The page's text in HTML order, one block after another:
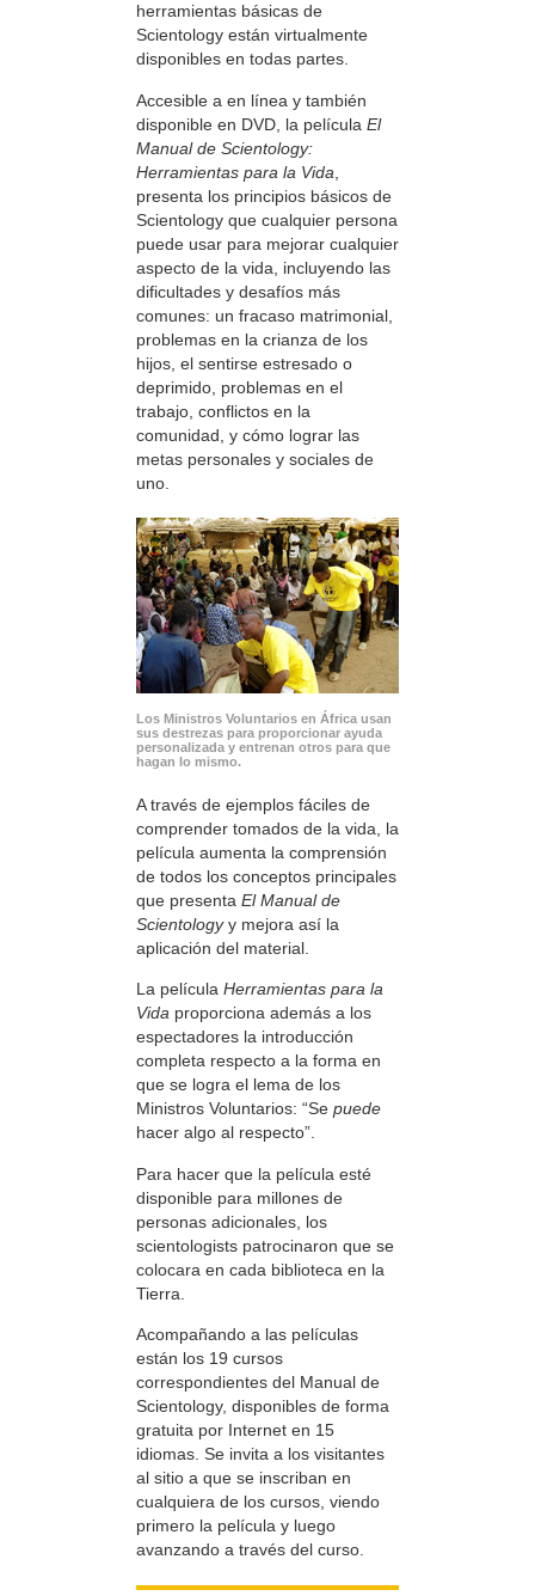
herramientas básicas de
Scientology están virtualmente
disponibles en todas partes.
Accesible a en línea y también
disponible en DVD, la película El
Manual de Scientology:
Herramientas para la Vida
presenta los principios básicos de
Scientology que cualquier persona
puede usar para mejorar cualquier
aspecto de la vida, incluyendo las
dificultades y desafíos más
comunes: un fracaso matrimonial,
problemas en la crianza de los
hijos, el sentirse estresado o
deprimido, problemas en el
trabajo, conflictos en la
comunidad, y cómo lograr las
metas personales y sociales de
uno.
Los Ministros Voluntarios en África usan
sus destrezas para proporcionar ayuda
personalizada y entrenan otros para que
hagan lo mismo.
A través de ejemplos fáciles de
comprender tomados de la vida, la
película aumenta la comprensión
de todos los conceptos principales
que presenta El Manual de
Scientologyy mejora así la
aplicación del material.
La película Herramientas para la
Vida proporciona además a los
espectadores la introducción
completa respecto a la forma en
que se logra el lema de los
Ministros Voluntarios: “Se puede
hacer algo al respecto”.
Para hacer que la película esté
disponible para millones de
personas adicionales, los
scientologists patrocinaron que se
colocara en cada biblioteca en la
Tierra.
Acompañando a las películas
están los 19 cursos
correspondientes del Manual de
Scientology, disponibles de forma
gratuita por Internet en 15
idiomas. Se invita a los visitantes
al sitio a que se inscriban en
cualquiera de los cursos, viendo
primero la película y luego
avanzando a través del curso.